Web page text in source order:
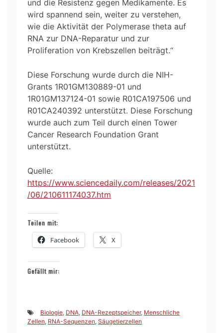
und die Resistenz gegen Medikamente. Es
wird spannend sein, weiter zu verstehen,
wie die Aktivität der Polymerase theta auf
RNA zur DNA-Reparatur und zur
Proliferation von Krebszellen beiträgt.“
Diese Forschung wurde durch die NIH-
Grants 1R01GM130889-01 und
1R01GM137124-01 sowie R01CA197506 und
R01CA240392 unterstützt. Diese Forschung
wurde auch zum Teil durch einen Tower
Cancer Research Foundation Grant
unterstützt.
Quelle:
https://www.sciencedaily.com/releases/2021
/06/210611174037.htm
Teilen mit:
Facebook X
Gefällt mir:
Biologie, DNA, DNA-Rezeptspeicher, Menschliche
Zellen, RNA-Sequenzen, Säugetierzellen